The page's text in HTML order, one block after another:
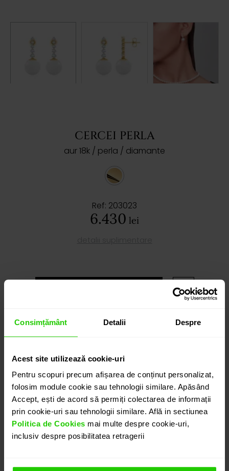
Consimțământ Detalii Despre
Acest site utilizează cookie-uri
Pentru scopuri precum afișarea de conținut personalizat,
folosim module cookie sau tehnologii similare. Apăsând
Accept, ești de acord să permiți colectarea de informații
prin cookie-uri sau tehnologii similare. Află in sectiunea
Politica de Cookies mai multe despre cookie-uri,
inclusiv despre posibilitatea retragerii
CERCEI PERLA
aur 18k / perla / diamante
Ref: 203023
6.430 lei
PROGRAMEAZĂ O ÎNTÂLNIRE
DETALII
CERCEI PERLA DIN AUR DE 18k CU PERLA SI DIAMANTE
O pereche de cercei cu o eleganță luminoasă,
realizati in aur galben de 18k, în care perlele devin
centrul unei compoziții delicate și rafinate,